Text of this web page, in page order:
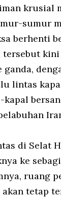
krusial
sumur
berhenti
kini
lintas
kapal
di Selat
ke
ruang
tetap